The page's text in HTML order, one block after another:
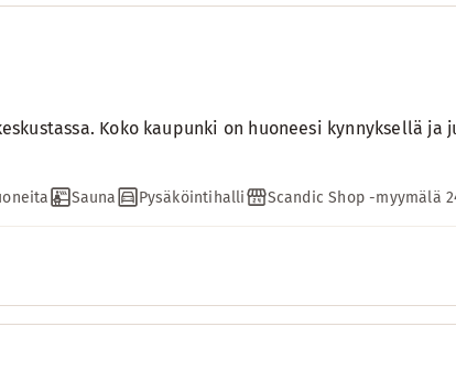
Koko kaupunki on huoneesi kynnyksellä
Sauna Pysäköintihalli Scandic Shop -myymälä